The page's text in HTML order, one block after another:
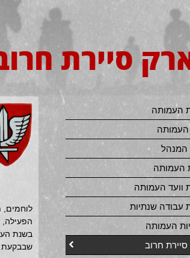
סיירת
העמותה
העמותה
המנהל
העמותה
וועד העמותה
עבודה שנתיות
העמותה
חרוב
לוחמים,
הפעילה,
שבבקעת